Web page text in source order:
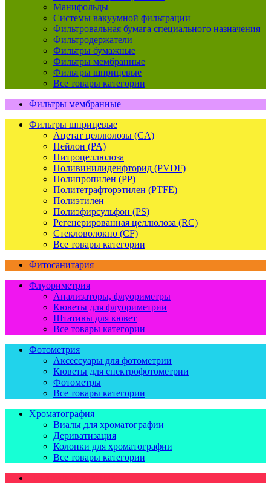
Манифольды
Системы вакуумной фильтрации
Фильтровальная бумага специального назначения
Фильтродержатели
Фильтры бумажные
Фильтры мембранные
Фильтры шприцевые
Все товары категории
Фильтры мембранные
Фильтры шприцевые
Ацетат целлюлозы (CA)
Нейлон (PA)
Нитроцеллюлоза
Поливинилиденфторид (PVDF)
Полипропилен (PP)
Политетрафторэтилен (PTFE)
Полиэтилен
Полиэфирсульфон (PS)
Регенерированная целлюлоза (RC)
Стекловолокно (CF)
Все товары категории
Фитосанитария
Флуориметрия
Анализаторы, флуориметры
Кюветы для флуориметрии
Штативы для кювет
Все товары категории
Фотометрия
Аксессуары для фотометрии
Кюветы для спектрофотометрии
Фотометры
Все товары категории
Хроматография
Виалы для хроматографии
Дериватизация
Колонки для хроматографии
Все товары категории